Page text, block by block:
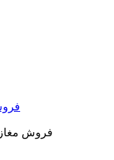
فروش مغازه